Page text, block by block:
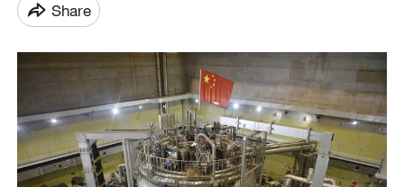
Share